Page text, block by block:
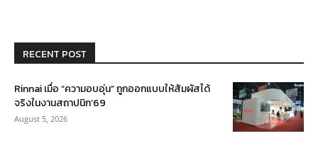
RECENT POST
Rinnai เมื่อ “ความอบอุ่น” ถูกออกแบบให้สัมผัสได้
จริงในงานสถาปนิก’69
August 5, 2026